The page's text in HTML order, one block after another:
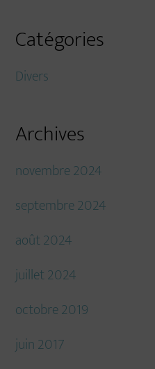
Catégories
Divers
Archives
novembre 2024
septembre 2024
août 2024
juillet 2024
octobre 2019
juin 2017